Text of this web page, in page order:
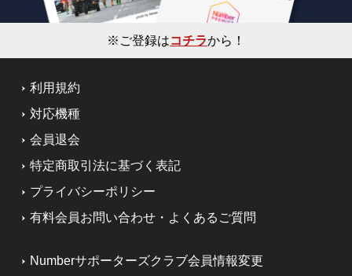
※ご登録はコチラから！
利用規約
対応機種
会員退会
特定商取引法に基づく表記
プライバシーポリシー
有料会員お問い合わせ・よくあるご質問
Numberサポーターズクラブ会員情報変更